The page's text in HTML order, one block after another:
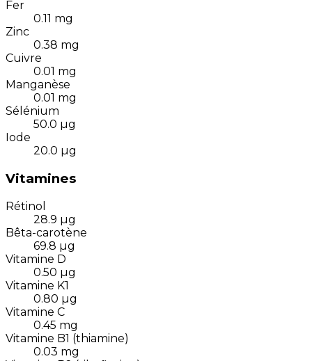
Fer
0.11 mg
Zinc
0.38 mg
Cuivre
0.01 mg
Manganèse
0.01 mg
Sélénium
50.0 µg
Iode
20.0 µg
Vitamines
Rétinol
28.9 µg
Bêta-carotène
69.8 µg
Vitamine D
0.50 µg
Vitamine K1
0.80 µg
Vitamine C
0.45 mg
Vitamine B1 (thiamine)
0.03 mg